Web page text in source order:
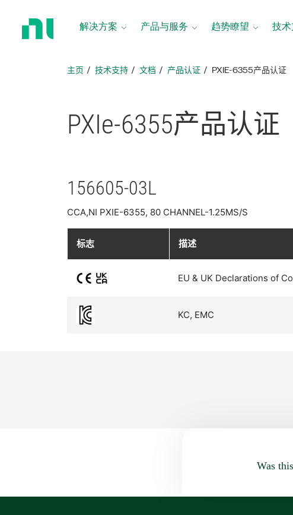
解决方案 产品与服务 趋势瞭望 技
主页 技术支持 文档 产品认证 PXIE-6355产品认证
PXIe-6355产品认证
156605-03L
CCA,NI PXIE-6355, 80 CHANNEL-1.25MS/S
标志 描述
EU & UK Declarations of
KC, EMC
Was